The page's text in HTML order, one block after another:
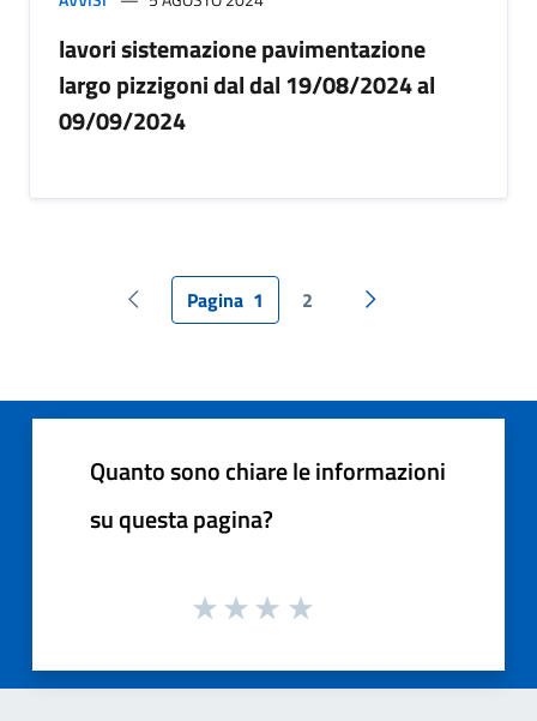
lavori sistemazione pavimentazione
largo pizzigoni dal dal 19/08/2024 al
09/09/2024
Pagina precedente
Pagina 1 2 Pagina successiva
Quanto sono chiare le informazioni
su questa pagina?